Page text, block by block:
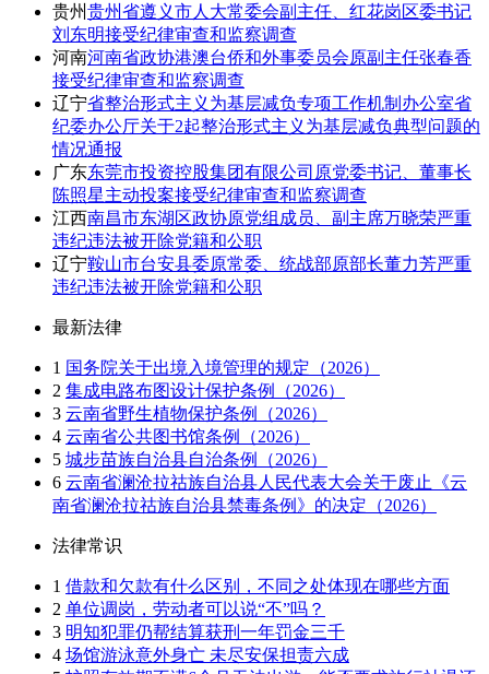
贵州贵州省遵义市人大常委会副主任、红花岗区委书记
刘东明接受纪律审查和监察调查
河南河南省政协港澳台侨和外事委员会原副主任张春香
接受纪律审查和监察调查
辽宁省整治形式主义为基层减负专项工作机制办公室省
纪委办公厅关于2起整治形式主义为基层减负典型问题的
情况通报
广东东莞市投资控股集团有限公司原党委书记、董事长
陈照星主动投案接受纪律审查和监察调查
江西南昌市东湖区政协原党组成员、副主席万晓荣严重
违纪违法被开除党籍和公职
辽宁鞍山市台安县委原常委、统战部原部长董力芳严重
违纪违法被开除党籍和公职
最新法律
1 国务院关于出境入境管理的规定（2026）
2 集成电路布图设计保护条例（2026）
3 云南省野生植物保护条例（2026）
4 云南省公共图书馆条例（2026）
5 城步苗族自治县自治条例（2026）
6 云南省澜沧拉祜族自治县人民代表大会关于废止《云
南省澜沧拉祜族自治县禁毒条例》的决定（2026）
法律常识
1 借款和欠款有什么区别，不同之处体现在哪些方面
2 单位调岗，劳动者可以说“不”吗？
3 明知犯罪仍帮结算获刑一年罚金三千
4 场馆游泳意外身亡 未尽安保担责六成